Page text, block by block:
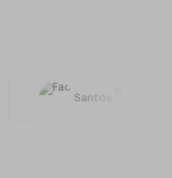
Santos